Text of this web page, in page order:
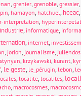
, grenier, grenoble, gressier,
, hamayon, hatchuel, hceac,
interpretation,
industrie, informatique,
, internet,
, jorion, journalisme,
, krzykawski, kurant,
, le geste, le_pérugin, lebon,
, localite, localites,
, macrocosmes,